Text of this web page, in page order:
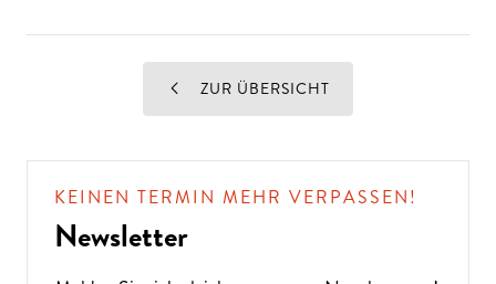
ZUR ÜBERSICHT
KEINEN TERMIN MEHR VERPASSEN!
Newsletter